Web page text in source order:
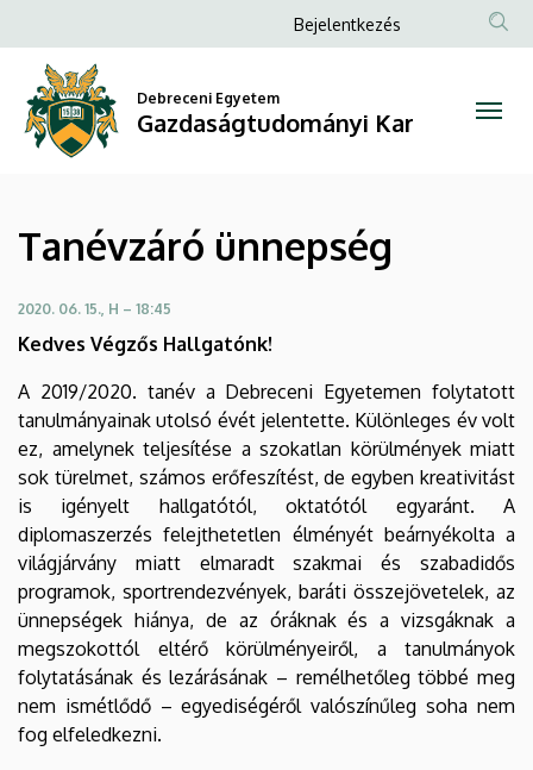
ünnepség
Gazdaságtudományi
a
tartalomra
Anonim
menüje
Bejelentkezés
Debreceni Egyetem
Gazdaságtudományi Kar
Tanévzáró ünnepség
2020. 06. 15., H – 18:45
Kedves Végzős Hallgatónk!
A 2019/2020. tanév a Debreceni Egyetemen folytatott
tanulmányainak utolsó évét jelentette. Különleges év volt
ez, amelynek teljesítése a szokatlan körülmények miatt
sok türelmet, számos erőfeszítést, de egyben kreativitást
is igényelt hallgatótól, oktatótól egyaránt. A
diplomaszerzés felejthetetlen élményét beárnyékolta a
világjárvány miatt elmaradt szakmai és szabadidős
programok, sportrendezvények, baráti összejövetelek, az
ünnepségek hiánya, de az óráknak és a vizsgáknak a
megszokottól eltérő körülményeiről, a tanulmányok
folytatásának és lezárásának – remélhetőleg többé meg
nem ismétlődő – egyediségéről valószínűleg soha nem
fog elfeledkezni.